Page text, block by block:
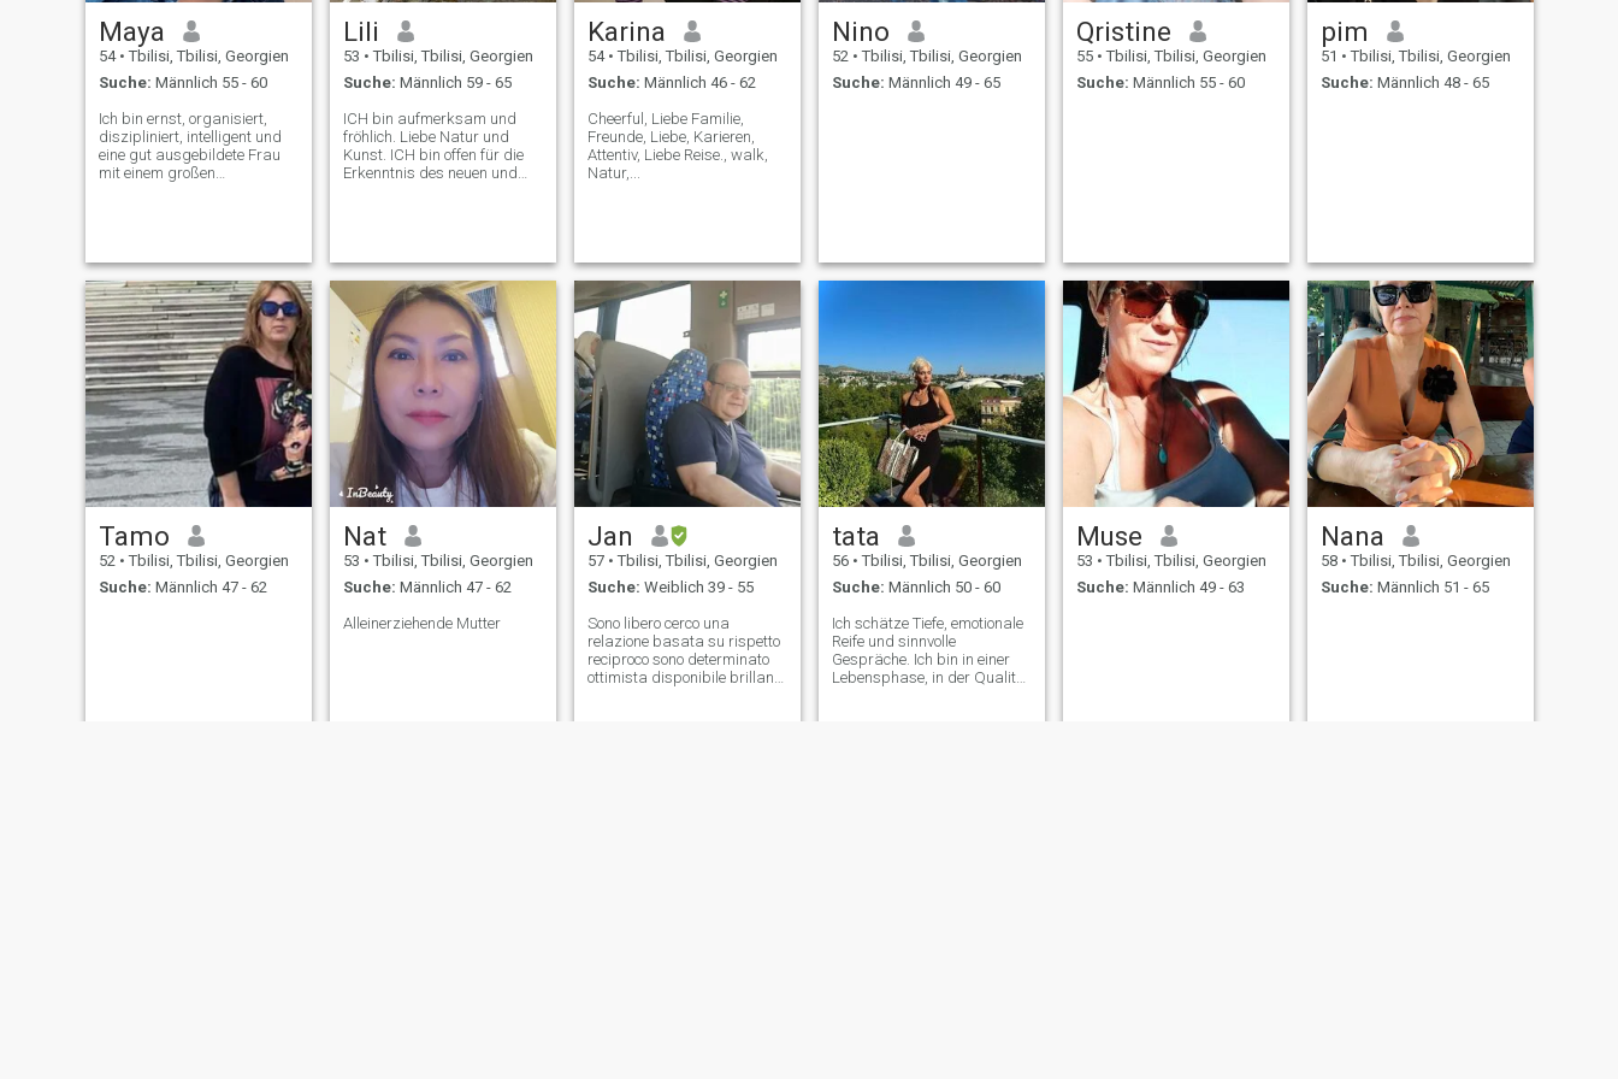
Maya
54 • Tbilisi, Tbilisi, Georgien
Suche: Männlich 55 - 60
Ich bin ernst, organisiert,
diszipliniert, intelligent und
eine gut ausgebildete Frau
mit einem großen
und erwarte dasselbe von
anderen. Lügen und
Fälschungen sind für mich
die ultimativen
Abmachungsbrecher.
Lili
53 • Tbilisi, Tbilisi, Georgien
Suche: Männlich 59 - 65
ICH bin aufmerksam und
fröhlich. Liebe Natur und
Kunst. ICH bin offen für die
Erkenntnis des neuen und
Karina
54 • Tbilisi, Tbilisi, Georgien
Suche: Männlich 46 - 62
Cheerful, Liebe Familie,
Freunde, Liebe, Karieren,
Attentiv, Liebe Reise., walk,
Natur,...
Nino
52 • Tbilisi, Tbilisi, Georgien
Suche: Männlich 49 - 65
Qristine
55 • Tbilisi, Tbilisi, Georgien
Suche: Männlich 55 - 60
pim
51 • Tbilisi, Tbilisi, Georgien
Suche: Männlich 48 - 65
Tamo
52 • Tbilisi, Tbilisi, Georgien
Suche: Männlich 47 - 62
Nat
53 • Tbilisi, Tbilisi, Georgien
Suche: Männlich 47 - 62
Alleinerziehende Mutter
Jan
57 • Tbilisi, Tbilisi, Georgien
Suche: Weiblich 39 - 55
Sono libero cerco una
relazione basata su rispetto
reciproco sono determinato
ottimista disponibile brillante
tata
56 • Tbilisi, Tbilisi, Georgien
Suche: Männlich 50 - 60
Ich schätze Tiefe, emotionale
Reife und sinnvolle
Gespräche. Ich bin in einer
Lebensphase, in der Qualität
Muse
53 • Tbilisi, Tbilisi, Georgien
Suche: Männlich 49 - 63
Nana
58 • Tbilisi, Tbilisi, Georgien
Suche: Männlich 51 - 65